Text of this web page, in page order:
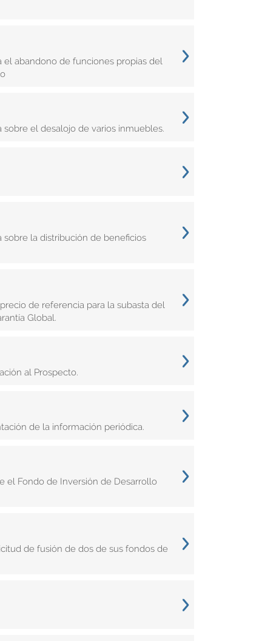
el abandono de funciones propias del
el desalojo de varios inmuebles.
sobre la distribución de beneficios
de referencia para la subasta del
Global.
al Prospecto.
de la información periódica.
el Fondo de Inversión de Desarrollo
de fusión de dos de sus fondos de